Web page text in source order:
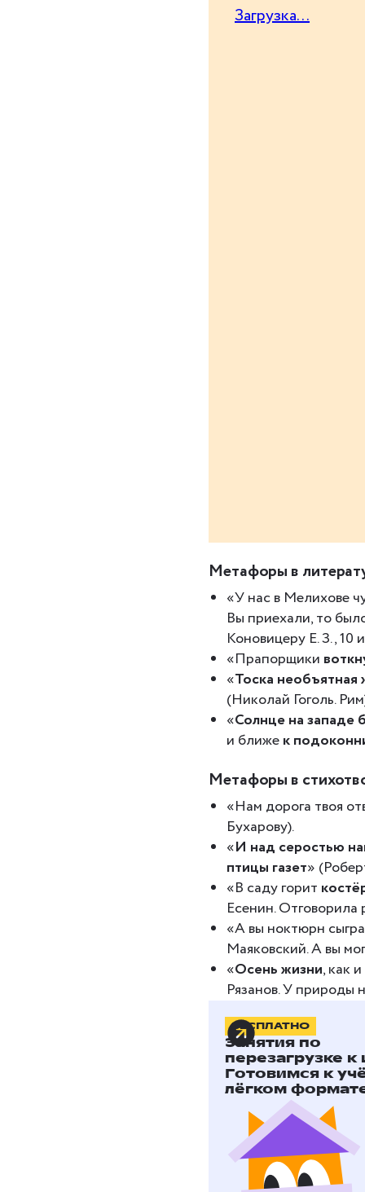
Загрузка...
Метафоры в
«У нас в Мелихове
Вы приехали, то
Коновицеру Е. З., 10
«Прапорщики
«Тоска необъятная
(Николай Гоголь.
«Солнце на западе
и ближек
Метафоры в
«Нам дорога твоя
Бухарову).
«И над серостью
птицы газет»
«В саду горит
Есенин.
«А вы ноктюрн
Маяковский. А вы
«Осень жизни, как
Рязанов. У природы
БЕСПЛАТНО
Занятия по
перезагрузке к
Готовимся к
лёгком
Как
ребёнку
Один из способов
метафоры, которые
разбираться в